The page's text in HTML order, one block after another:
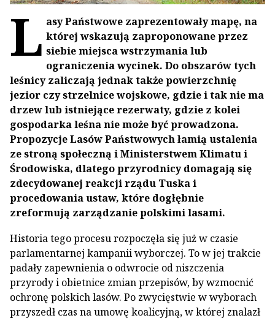
L asy Państwowe zaprezentowały mapę, na
której wskazują zaproponowane przez
siebie miejsca wstrzymania lub
ograniczenia wycinek. Do obszarów tych
leśnicy zaliczają jednak także powierzchnię
jezior czy strzelnice wojskowe, gdzie i tak nie ma
drzew lub istniejące rezerwaty, gdzie z kolei
gospodarka leśna nie może być prowadzona.
Propozycje Lasów Państwowych łamią ustalenia
ze stroną społeczną i Ministerstwem Klimatu i
Środowiska, dlatego przyrodnicy domagają się
zdecydowanej reakcji rządu Tuska i
procedowania ustaw, które dogłębnie
zreformują zarządzanie polskimi lasami.
Historia tego procesu rozpoczęła się już w czasie
parlamentarnej kampanii wyborczej. To w jej trakcie
padały zapewnienia o odwrocie od niszczenia
przyrody i obietnice zmian przepisów, by wzmocnić
ochronę polskich lasów. Po zwycięstwie w wyborach
przyszedł czas na umowę koalicyjną, w której znalazł